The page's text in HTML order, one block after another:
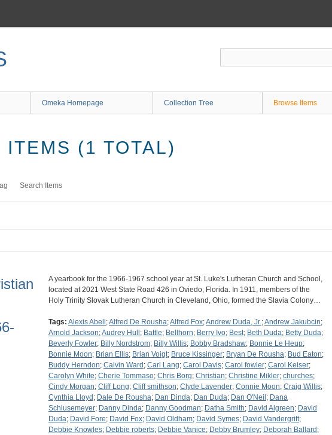
Omeka Homepage Collection Tree Browse Items
ITEMS (1 TOTAL)
Search Items
A yearbook for the 1966-1967 school year at St. Luke's Lutheran Church and School,
located at 2021 West State Road 426 in Oviedo, Florida. In 1911, members of the
Holy Trinity Slovak Lutheran Church in Cleveland, Ohio, formed the Slavia Colony…
Tags: Alexis Abell ;Alfred De Rousha;Alfred Fox;Andrew Duda, Jr.;Andrew Jakubcin;
Arnold Jackson;Audrey Hull ; Battle; Bellhorn; Berry Ivo; Best; Beth Duda; Betty Duda;
Beverly Fowler; Billy Nordstrom; Billy Willis; Bobby Bradshaw; Bonnie Le Heup;
Bonnie Moon; Brian Ellis; Brian Voigt; Bruce Kissinger; Bryan De Rousha; Bud Eaton;
Buddy Herndon; Calvin Ward ; Carl Lang; Carol Davis; Carol fowler; Carol Keiser;
Carolyn White; Cherie Tommaso; Chris Borg; Christian; Christine Mikler; churches;
Cindy Morgan; Cliff Long; Cliff smithson; Clyde Lavender; Connie Moon; Craig Willis;
Cynthia Lloyd ; Dale De Rousha; Dan Dinda; Dan Duda; Dan O'Neil ; Dana
Schlusemeyer; Danny Dinda; Danny Goodman; Datha Smith; David Algreen; David
Duda; David Fore; David Fox; David Oldham; David Symes; David Vandergrift;
Debbie Knowles; Debbie roberts; Debbie Vanice; Debby Brumley; Deborah Ballard ;